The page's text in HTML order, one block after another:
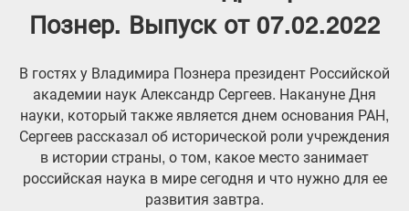
Познер. Выпуск от 07.02.2022
В гостях у Владимира Познера президент Российской
академии наук Александр Сергеев. Накануне Дня
науки, который также является днем основания РАН,
Сергеев рассказал об исторической роли учреждения
в истории страны, о том, какое место занимает
российская наука в мире сегодня и что нужно для ее
развития завтра.